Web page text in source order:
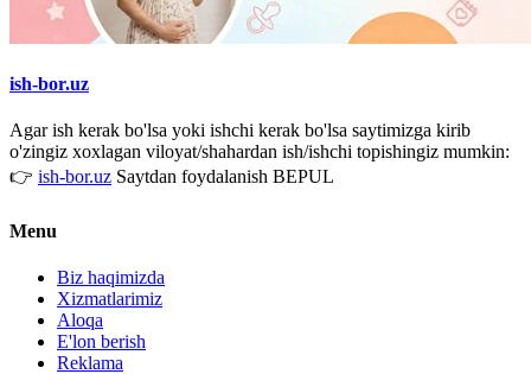
ish-bor.uz
Agar ish kerak bo'lsa yoki ishchi kerak bo'lsa saytimizga kirib
o'zingiz xoxlagan viloyat/shahardan ish/ishchi topishingiz mumkin:
👉 ish-bor.uz Saytdan foydalanish BEPUL
Menu
Biz haqimizda
Xizmatlarimiz
Aloqa
E'lon berish
Reklama